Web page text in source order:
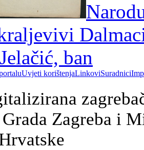
ban
Uvjeti korištenjaLinkoviSuradnici
Zagreba i